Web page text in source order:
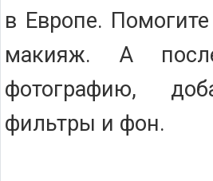
в Европе.
макияж. А
фотографию,
фильтры и фон.